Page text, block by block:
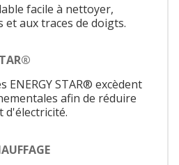
facile à nettoyer,
et aux traces de doigts.
ENERGY STAR® excèdent
afin de réduire
d'électricité.